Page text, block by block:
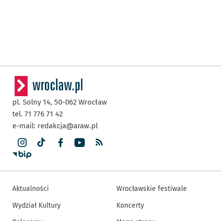
pl. Solny 14, 50-062 Wrocław
tel. 71 776 71 42
e-mail: redakcja@araw.pl
Aktualności
Wydział Kultury
Wrocławskie festiwale
Koncerty